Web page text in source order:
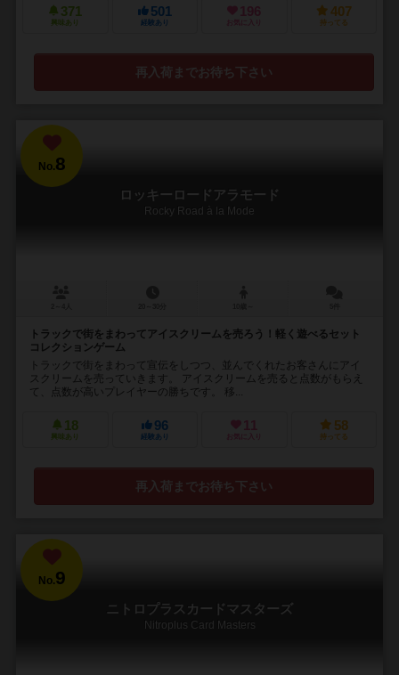
371
興味あり
501
経験あり
196
お気に入り
407
持ってる
再入荷までお待ち下さい
No.8
ロッキーロードアラモード
Rocky Road à la Mode
トラックで街をまわってアイスクリームを売ろう！軽く遊べるセット
コレクションゲーム
トラックで街をまわって宣伝をしつつ、並んでくれたお客さんにアイ
スクリームを売っていきます。 アイスクリームを売ると点数がもらえ
て、点数が高いプレイヤーの勝ちです。 移...
18
興味あり
96
経験あり
11
お気に入り
58
持ってる
再入荷までお待ち下さい
No.9
ニトロプラスカードマスターズ
Nitroplus Card Masters